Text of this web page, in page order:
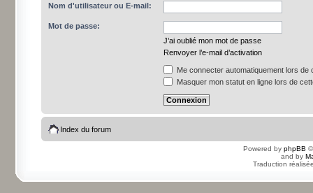
Nom d'utilisateur ou E-mail:
Mot de passe:
J’ai oublié mon mot de passe
Renvoyer l’e-mail d’activation
Me connecter automatiquement lors de
Masquer mon statut en ligne lors de
Index du forum
Powered by phpBB
and by
Traduction